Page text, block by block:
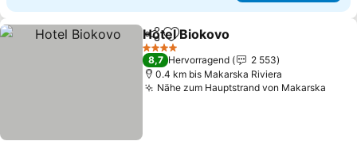
TeilenZu Favoriten hinzufügen
Hotel Biokovo
4 Sterne
8,7 Hervorragend
2 553
0.4 km bis Makarska Riviera
Nähe zum Hauptstrand von Makarska